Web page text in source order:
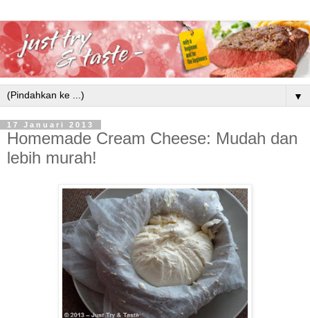
▼
17 Januari 2013
Homemade Cream Cheese: Mudah dan
lebih murah!